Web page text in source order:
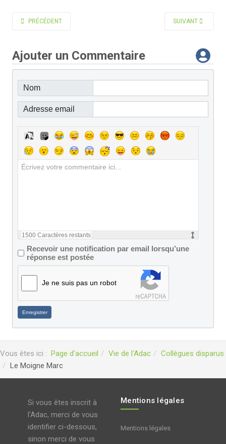
ARTICLE PRÉCÉDENT : MARTIN-PRÉVEL PIERRE
PRÉCÉDENT ARTICLE SUIVANT
SUIVANT
Ajouter un Commentaire
Nom
Adresse email
1500 Caractères restants
Recevoir une notification par email lorsqu’une
réponse est postée
Je ne suis pas un robot
Enregistrer
Vous êtes ici : Page d'accueil Vie de l'Adac
Collègues disparus
Le Moigne Marc
Si vous êtes inscrit à
l'Adac, merci de vous
identifier ci-dessous,
sinon merci de vous
Mentions légales
Mentions légales